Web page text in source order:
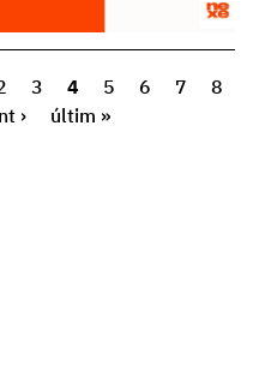
3 4 5 6 7
8
› últim »